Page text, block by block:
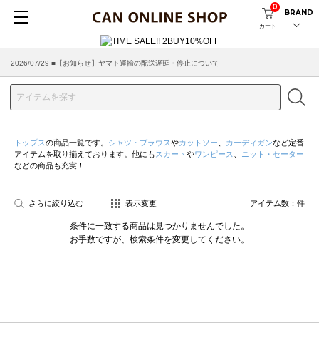
カート
0
BRAND
2026/07/29 ■【お知らせ】ヤマト運輸の配送遅延・停止について
2026/03/18 ■店舗受け取りサービスのご案内
トップスの商品一覧です。 シャツ・ブラウスやカットソー カーディガンなど定番
アイテムを取り揃えております。他にも スカート やワンピース
ニット・セーター
などの商品も充実！
さらに絞り込む 表示変更 アイテム数： 件
条件に一致する商品は見つかりませんでした。
お手数ですが、検索条件を変更してください。